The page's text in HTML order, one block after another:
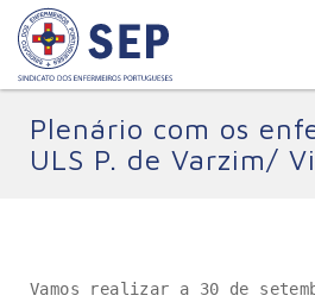
Plenário com os
ULS P. de Varzim/
Vamos realizar a 30 de